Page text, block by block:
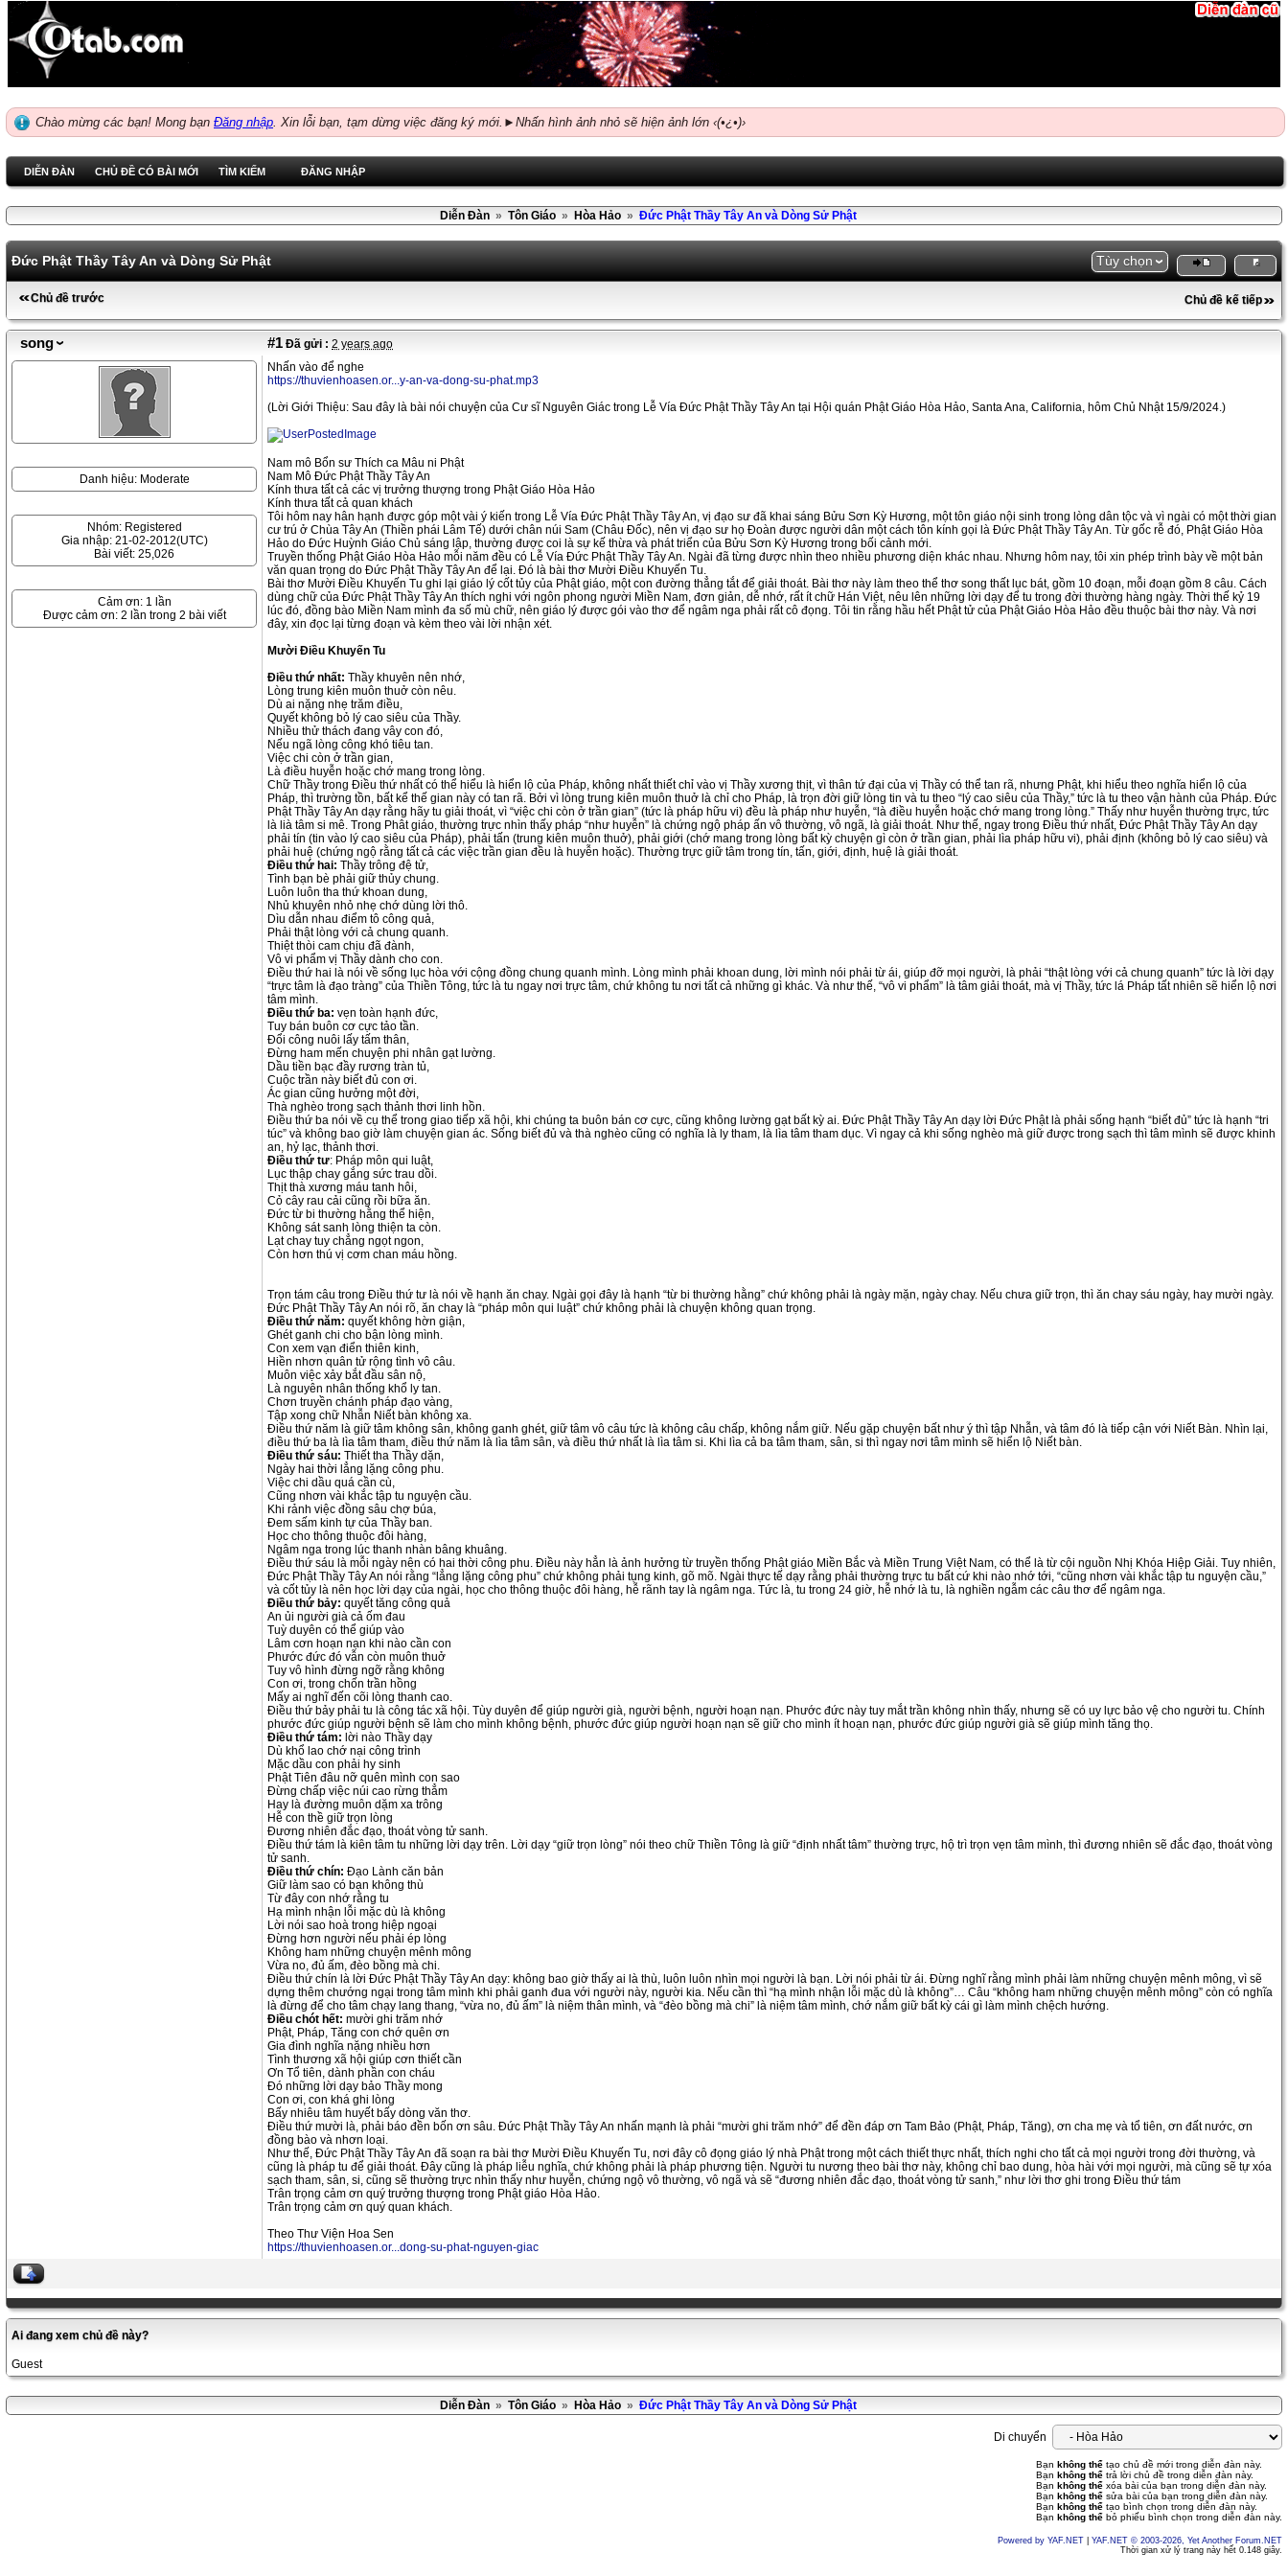
Chào mừng các bạn! Mong bạn Đăng nhập. Xin lỗi bạn, tạm dừng việc đăng ký mới.►Nhấn hình ảnh nhỏ sẽ hiện ảnh lớn ‹(•¿•)›
DIỄN ĐÀN CHỦ ĐỀ CÓ BÀI MỚI TÌM KIẾM ĐĂNG NHẬP
Diễn Đàn » Tôn Giáo » Hòa Hảo » Đức Phật Thầy Tây An và Dòng Sử Phật
Đức Phật Thầy Tây An và Dòng Sử Phật Tùy chọn
Chủ đề trước Chủ đề kế tiếp
song #1 Đã gửi : 2 years ago
Danh hiệu: Moderate
Nhóm: Registered
Gia nhập: 21-02-2012(UTC)
Bài viết: 25,026
Cảm ơn: 1 lần
Được cảm ơn: 2 lần trong 2 bài viết
Nhấn vào để nghe
https://thuvienhoasen.or...y-an-va-dong-su-phat.mp3
(Lời Giới Thiệu: Sau đây là bài nói chuyện của Cư sĩ Nguyên Giác trong Lễ Vía Đức Phật Thầy Tây An tại Hội quán Phật Giáo Hòa Hảo, Santa Ana, California, hôm Chủ Nhật 15/9/2024.)
Nam mô Bổn sư Thích ca Mâu ni Phật
Nam Mô Đức Phật Thầy Tây An
Kính thưa tất cả các vị trưởng thượng trong Phật Giáo Hòa Hảo
Kính thưa tất cả quan khách
Tôi hôm nay hân hạnh được góp một vài ý kiến trong Lễ Vía Đức Phật Thầy Tây An, vị đạo sư đã khai sáng Bửu Sơn Kỳ Hương, một tôn giáo nội sinh trong lòng dân tộc và vì ngài có một thời gian
cư trú ở Chùa Tây An (Thiền phái Lâm Tế) dưới chân núi Sam (Châu Đốc), nên vị đạo sư họ Đoàn được người dân một cách tôn kính gọi là Đức Phật Thầy Tây An. Từ gốc rễ đó, Phật Giáo Hòa
Hảo do Đức Huỳnh Giáo Chủ sáng lập, thường được coi là sự kế thừa và phát triển của Bửu Sơn Kỳ Hương trong bối cảnh mới.
Truyền thống Phật Giáo Hòa Hảo mỗi năm đều có Lễ Vía Đức Phật Thầy Tây An. Ngài đã từng được nhìn theo nhiều phương diện khác nhau. Nhưng hôm nay, tôi xin phép trình bày về một bản
văn quan trọng do Đức Phật Thầy Tây An để lại. Đó là bài thơ Mười Điều Khuyến Tu.
Bài thơ Mười Điều Khuyến Tu ghi lại giáo lý cốt tủy của Phật giáo, một con đường thẳng tắt để giải thoát. Bài thơ này làm theo thể thơ song thất lục bát, gồm 10 đoạn, mỗi đoạn gồm 8 câu. Cách
dùng chữ của Đức Phật Thầy Tây An thích nghi với ngôn phong người Miền Nam, đơn giản, dễ nhớ, rất ít chữ Hán Việt, nêu lên những lời dạy để tu trong đời thường hàng ngày. Thời thế kỷ 19
lúc đó, đồng bào Miền Nam mình đa số mù chữ, nên giáo lý được gói vào thơ để ngâm nga phải rất cô đọng. Tôi tin rằng hầu hết Phật tử của Phật Giáo Hòa Hảo đều thuộc bài thơ này. Và nơi
đây, xin đọc lại từng đoạn và kèm theo vài lời nhận xét.
Mười Điều Khuyến Tu
Điều thứ nhất: Thầy khuyên nên nhớ,
Lòng trung kiên muôn thuở còn nêu.
Dù ai nặng nhẹ trăm điều,
Quyết không bỏ lý cao siêu của Thầy.
Nhiều thử thách đang vây con đó,
Nếu ngã lòng công khó tiêu tan.
Việc chi còn ở trần gian,
Là điều huyễn hoặc chớ mang trong lòng.
Chữ Thầy trong Điều thứ nhất có thể hiểu là hiển lộ của Pháp, không nhất thiết chỉ vào vị Thầy xương thịt, vì thân tứ đại của vị Thầy có thể tan rã, nhưng Phật, khi hiểu theo nghĩa hiển lộ của
Pháp, thì trường tồn, bất kể thế gian này có tan rã. Bởi vì lòng trung kiên muôn thuở là chỉ cho Pháp, là trọn đời giữ lòng tin và tu theo “lý cao siêu của Thầy,” tức là tu theo vận hành của Pháp. Đức
Phật Thầy Tây An dạy rằng hãy tu giải thoát, vì “việc chi còn ở trần gian” (tức là pháp hữu vi) đều là pháp như huyễn, “là điều huyễn hoặc chớ mang trong lòng.” Thấy như huyễn thường trực, tức
là lià tâm si mê. Trong Phât giáo, thường trực nhìn thấy pháp “như huyễn” là chứng ngộ pháp ấn vô thường, vô ngã, là giải thoát. Như thế, ngay trong Điều thứ nhất, Đức Phật Thầy Tây An dạy
phải tín (tin vào lý cao siêu của Pháp), phải tấn (trung kiên muôn thuở), phải giới (chớ mang trong lòng bất kỳ chuyện gì còn ở trần gian, phải lìa pháp hữu vi), phải định (không bỏ lý cao siêu) và
phải huệ (chứng ngộ rằng tất cả các việc trần gian đều là huyễn hoặc). Thường trực giữ tâm trong tín, tấn, giới, định, huệ là giải thoát.
Điều thứ hai: Thầy trông đệ tử,
Tình bạn bè phải giữ thủy chung.
Luôn luôn tha thứ khoan dung,
Nhủ khuyên nhỏ nhẹ chớ dùng lời thô.
Dìu dẫn nhau điểm tô công quả,
Phải thật lòng với cả chung quanh.
Thiệt thòi cam chịu đã đành,
Vô vi phẩm vị Thầy dành cho con.
Điều thứ hai là nói về sống lục hòa với cộng đồng chung quanh mình. Lòng mình phải khoan dung, lời mình nói phải từ ái, giúp đỡ mọi người, là phải “thật lòng với cả chung quanh” tức là lời dạy
“trực tâm là đạo tràng” của Thiền Tông, tức là tu ngay nơi trực tâm, chứ không tu nơi tất cả những gì khác. Và như thế, “vô vi phẩm” là tâm giải thoát, mà vị Thầy, tức lá Pháp tất nhiên sẽ hiển lộ nơi
tâm mình.
Điều thứ ba: vẹn toàn hạnh đức,
Tuy bán buôn cơ cực tảo tần.
Đổi công nuôi lấy tấm thân,
Đừng ham mến chuyện phi nhân gạt lường.
Dầu tiền bạc đầy rương tràn tủ,
Cuộc trần này biết đủ con ơi.
Ác gian cũng hưởng một đời,
Thà nghèo trong sạch thảnh thơi linh hồn.
Điều thứ ba nói về cụ thể trong giao tiếp xã hội, khi chúng ta buôn bán cơ cực, cũng không lường gạt bất kỳ ai. Đức Phật Thầy Tây An dạy lời Đức Phật là phải sống hạnh “biết đủ” tức là hạnh “tri
túc” và không bao giờ làm chuyện gian ác. Sống biết đủ và thà nghèo cũng có nghĩa là ly tham, là lìa tâm tham dục. Vì ngay cả khi sống nghèo mà giữ được trong sạch thì tâm mình sẽ được khinh
an, hỷ lạc, thảnh thơi.
Điều thứ tư: Pháp môn qui luật,
Lục thập chay gắng sức trau dồi.
Thịt thà xương máu tanh hôi,
Cỏ cây rau cải cũng rồi bữa ăn.
Đức từ bi thường hằng thể hiện,
Không sát sanh lòng thiện ta còn.
Lạt chay tuy chẳng ngọt ngon,
Còn hơn thú vị cơm chan máu hồng.
Trọn tám câu trong Điều thứ tư là nói về hạnh ăn chay. Ngài gọi đây là hạnh “từ bi thường hằng” chứ không phải là ngày mặn, ngày chay. Nếu chưa giữ trọn, thì ăn chay sáu ngày, hay mười ngày.
Đức Phật Thầy Tây An nói rõ, ăn chay là “pháp môn qui luật” chứ không phải là chuyện không quan trọng.
Điều thứ năm: quyết không hờn giận,
Ghét ganh chi cho bận lòng mình.
Con xem vạn điển thiên kinh,
Hiền nhơn quân tử rộng tình vô câu.
Muôn việc xảy bắt đầu sân nộ,
Là nguyên nhân thống khổ ly tan.
Chơn truyền chánh pháp đạo vàng,
Tập xong chữ Nhẫn Niết bàn không xa.
Điều thứ năm là giữ tâm không sân, không ganh ghét, giữ tâm vô câu tức là không câu chấp, không nắm giữ. Nếu gặp chuyện bất như ý thì tập Nhẫn, và tâm đó là tiếp cận với Niết Bàn. Nhìn lại,
điều thứ ba là lìa tâm tham, điều thứ năm là lìa tâm sân, và điều thứ nhất là lìa tâm si. Khi lìa cả ba tâm tham, sân, si thì ngay nơi tâm mình sẽ hiển lộ Niết bàn.
Điều thứ sáu: Thiết tha Thầy dặn,
Ngày hai thời lẳng lặng công phu.
Việc chi dầu quá cần cù,
Cũng nhơn vài khắc tập tu nguyện cầu.
Khi rảnh việc đồng sâu chợ búa,
Đem sấm kinh tự của Thầy ban.
Học cho thông thuộc đôi hàng,
Ngâm nga trong lúc thanh nhàn bâng khuâng.
Điều thứ sáu là mỗi ngày nên có hai thời công phu. Điều này hẳn là ảnh hưởng từ truyền thống Phật giáo Miền Bắc và Miền Trung Việt Nam, có thể là từ cội nguồn Nhị Khóa Hiệp Giải. Tuy nhiên,
Đức Phật Thầy Tây An nói rằng “lẳng lặng công phu” chứ không phải tụng kinh, gõ mõ. Ngài thực tế dạy rằng phải thường trực tu bất cứ khi nào nhớ tới, “cũng nhơn vài khắc tập tu nguyện cầu,”
và cốt tủy là nên học lời dạy của ngài, học cho thông thuộc đôi hàng, hễ rãnh tay là ngâm nga. Tức là, tu trong 24 giờ, hễ nhớ là tu, là nghiền ngẫm các câu thơ để ngâm nga.
Điều thứ bảy: quyết tăng công quả
An ủi người già cả ốm đau
Tuỳ duyên có thể giúp vào
Lâm cơn hoạn nạn khi nào cần con
Phước đức đó vẫn còn muôn thuở
Tuy vô hình đừng ngỡ rằng không
Con ơi, trong chốn trần hồng
Mấy ai nghĩ đến cõi lòng thanh cao.
Điều thứ bảy phải tu là công tác xã hội. Tùy duyên để giúp người già, người bệnh, người hoạn nạn. Phước đức này tuy mắt trần không nhìn thấy, nhưng sẽ có uy lực bảo vệ cho người tu. Chính
phước đức giúp người bệnh sẽ làm cho mình không bệnh, phước đức giúp người hoạn nạn sẽ giữ cho mình ít hoạn nạn, phước đức giúp người già sẽ giúp mình tăng thọ.
Điều thứ tám: lời nào Thầy dạy
Dù khổ lao chớ nại công trình
Mặc dầu con phải hy sinh
Phật Tiên đâu nỡ quên mình con sao
Đừng chấp việc núi cao rừng thẳm
Hay là đường muôn dặm xa trông
Hễ con thề giữ trọn lòng
Đương nhiên đắc đạo, thoát vòng tử sanh.
Điều thứ tám là kiên tâm tu những lời dạy trên. Lời dạy “giữ trọn lòng” nói theo chữ Thiền Tông là giữ “định nhất tâm” thường trực, hộ trì trọn vẹn tâm mình, thì đương nhiên sẽ đắc đạo, thoát vòng
tử sanh.
Điều thứ chín: Đạo Lành căn bản
Giữ làm sao có bạn không thù
Từ đây con nhớ rằng tu
Hạ mình nhận lỗi mặc dù là không
Lời nói sao hoà trong hiệp ngoại
Đừng hơn người nếu phải ép lòng
Không ham những chuyện mênh mông
Vừa no, đủ ấm, đèo bồng mà chi.
Điều thứ chín là lời Đức Phật Thầy Tây An dạy: không bao giờ thấy ai là thù, luôn luôn nhìn mọi người là bạn. Lời nói phải từ ái. Đừng nghĩ rằng mình phải làm những chuyện mênh mông, vì sẽ
dựng thêm chướng ngại trong tâm mình khi phải ganh đua với người này, người kia. Nếu cần thì “hạ mình nhận lỗi mặc dù là không”… Câu “không ham những chuyện mênh mông” còn có nghĩa
là đừng để cho tâm chạy lang thang, “vừa no, đủ ấm” là niệm thân mình, và “đèo bồng mà chi” là niệm tâm mình, chớ nắm giữ bất kỳ cái gì làm mình chệch hướng.
Điều chót hết: mười ghi trăm nhớ
Phật, Pháp, Tăng con chớ quên ơn
Gia đình nghĩa nặng nhiều hơn
Tình thương xã hội giúp cơn thiết cần
Ơn Tổ tiên, dành phần con cháu
Đó những lời dạy bảo Thầy mong
Con ơi, con khá ghi lòng
Bấy nhiêu tâm huyết bấy dòng văn thơ.
Điều thứ mười là, phải báo đền bốn ơn sâu. Đức Phật Thầy Tây An nhấn mạnh là phải “mười ghi trăm nhớ” để đền đáp ơn Tam Bảo (Phật, Pháp, Tăng), ơn cha mẹ và tổ tiên, ơn đất nước, ơn
đồng bào và nhơn loại.
Như thế, Đức Phật Thầy Tây An đã soạn ra bài thơ Mười Điều Khuyến Tu, nơi đây cô đọng giáo lý nhà Phật trong một cách thiết thực nhất, thích nghi cho tất cả mọi người trong đời thường, và
cũng là pháp tu để giải thoát. Đây cũng là pháp liễu nghĩa, chứ không phải là pháp phương tiện. Người tu nương theo bài thơ này, không chỉ bao dung, hòa hài với mọi người, mà cũng sẽ tự xóa
sạch tham, sân, si, cũng sẽ thường trực nhìn thấy như huyễn, chứng ngộ vô thường, vô ngã và sẽ “đương nhiên đắc đạo, thoát vòng tử sanh,” như lời thơ ghi trong Điều thứ tám
Trân trọng cảm ơn quý trưởng thượng trong Phật giáo Hòa Hảo.
Trân trọng cảm ơn quý quan khách.
Theo Thư Viện Hoa Sen
https://thuvienhoasen.or...dong-su-phat-nguyen-giac
Ai đang xem chủ đề này?
Guest
Diễn Đàn » Tôn Giáo » Hòa Hảo » Đức Phật Thầy Tây An và Dòng Sử Phật
Di chuyển
Bạn không thể tạo chủ đề mới trong diễn đàn này.
Bạn không thể trả lời chủ đề trong diễn đàn này.
Bạn không thể xóa bài của bạn trong diễn đàn này.
Bạn không thể sửa bài của bạn trong diễn đàn này.
Bạn không thể tạo bình chọn trong diễn đàn này.
Bạn không thể bỏ phiếu bình chọn trong diễn đàn này.
Powered by YAF.NET
YAF.NET © 2003-2026, Yet Another Forum.NET
Thời gian xử lý trang này hết 0.148 giây.